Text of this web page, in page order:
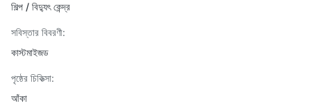
শিল্প / বিদ্যুৎ কেন্দ্র
সবিস্তার বিবরণী:
কাস্টমাইজড
পৃষ্ঠের চিকিত্সা:
আঁকা